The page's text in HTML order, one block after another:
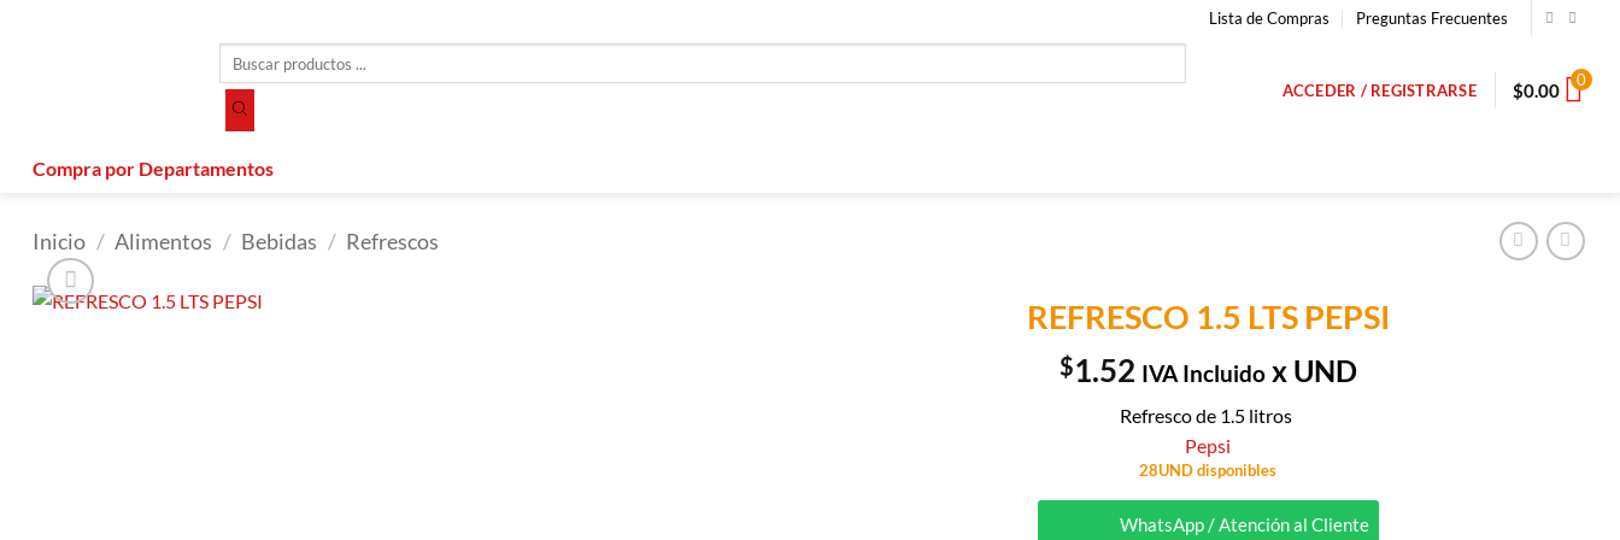
Lista de Compras Preguntas Frecuentes
productos
ACCEDER / REGISTRARSE $0.00 0
Compra por Departamentos
Inicio / Alimentos / Bebidas / Refrescos
REFRESCO 1.5 LTS PEPSI
$1.52 IVA Incluidox UND
Refresco de 1.5 litros
Pepsi
28UND disponibles
WhatsApp / Atención al Cliente